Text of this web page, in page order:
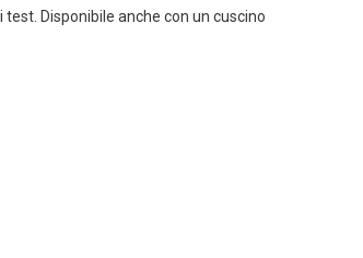
Disponibile anche con un cuscino